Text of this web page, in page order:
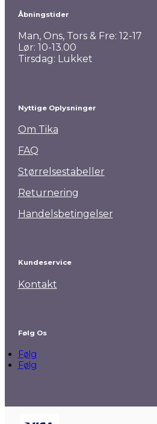
Åbningstider
Man, Ons, Tors & Fre: 12-17
Lør: 10-13.00
Tirsdag: Lukket
Nyttige Oplysninger
Om Tika
FAQ
Størrelsestabeller
Returnering
Handelsbetingelser
Kundeservice
Kontakt
Følg Os
Følg
Følg